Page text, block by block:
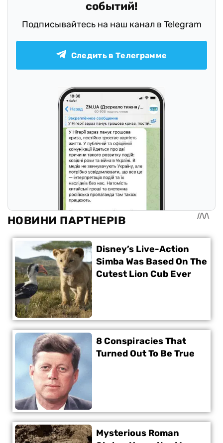
событий!
Подписывайтесь на наш канал в Telegram
Следить в Телеграмме